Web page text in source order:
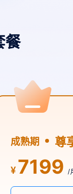
餐
成熟期 尊
¥ 7199 /